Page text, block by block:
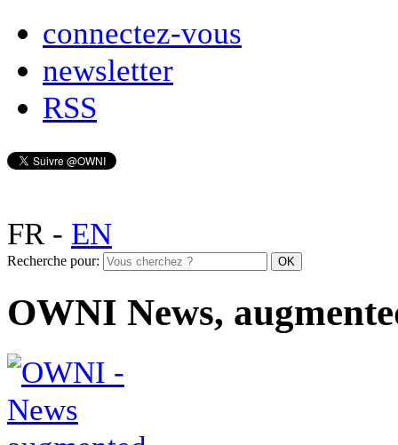
connectez-vous
newsletter
RSS
FR- EN
Recherche pour:
OWNI News,